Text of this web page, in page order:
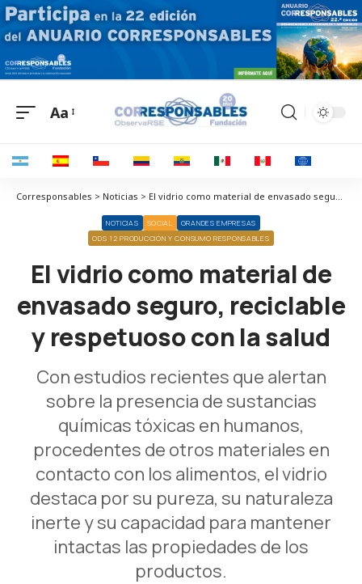
Aa
Corresponsables > Noticias > El vidrio como material de envasado seguro, reciclable y respetuoso con la salud
NOTICIAS SOCIAL
GRANDES EMPRESAS
ODS 12 PRODUCCIÓN Y CONSUMO RESPONSABLES
El vidrio como material de
envasado seguro, reciclable
y respetuoso con la salud
Con estudios recientes que alertan
sobre la presencia de sustancias
químicas tóxicas en humanos,
procedentes de otros materiales en
contacto con los alimentos, el vidrio
destaca por su pureza, su naturaleza
inerte y su capacidad para mantener
intactas las propiedades de los
productos.